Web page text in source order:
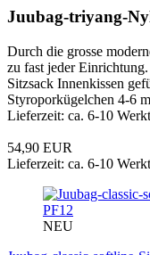
Juubag-triyang-
Durch die grosse
zu fast jeder
Sitzsack Innenkissen
Styroporkügelchen 4-6
Lieferzeit: ca. 6-10
54,90 EUR
Lieferzeit: ca. 6-10
PF12
NEU